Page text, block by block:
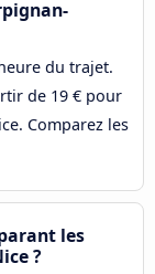
du trajet.
de 19 € pour
Comparez les
les
?